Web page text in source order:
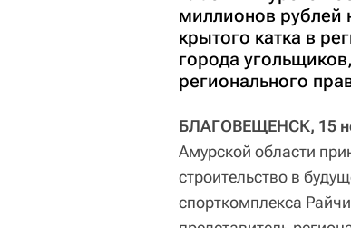
миллионов рублей
крытого катка в
города
регионального
БЛАГОВЕЩЕНСК, 15
Амурской области
строительство в
спорткомплекса